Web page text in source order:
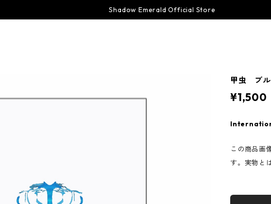
Shadow Emerald Official Store
甲虫 ブ
¥1,500
この商品画
す。実物と